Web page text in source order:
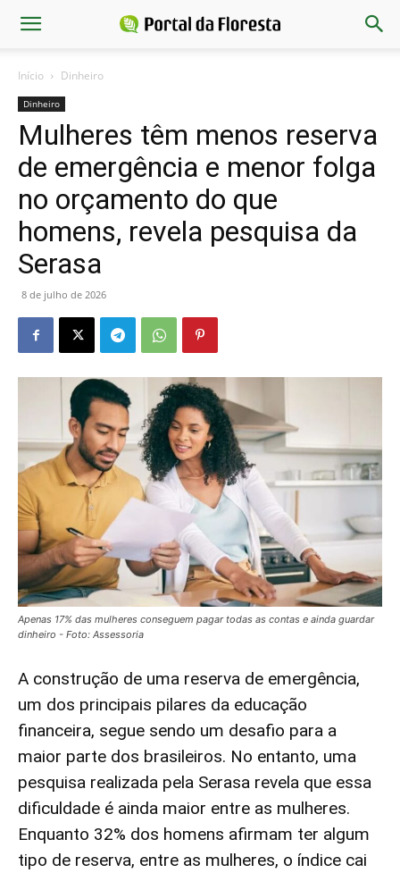
Início Dinheiro
Dinheiro
Mulheres têm menos reserva
de emergência e menor folga
no orçamento do que
homens, revela pesquisa da
Serasa
8 de julho de 2026
Apenas 17% das mulheres conseguem pagar todas as contas e ainda guardar
dinheiro - Foto: Assessoria
A construção de uma reserva de emergência,
um dos principais pilares da educação
financeira, segue sendo um desafio para a
maior parte dos brasileiros. No entanto, uma
pesquisa realizada pela Serasa revela que essa
dificuldade é ainda maior entre as mulheres.
Enquanto 32% dos homens afirmam ter algum
tipo de reserva, entre as mulheres, o índice cai